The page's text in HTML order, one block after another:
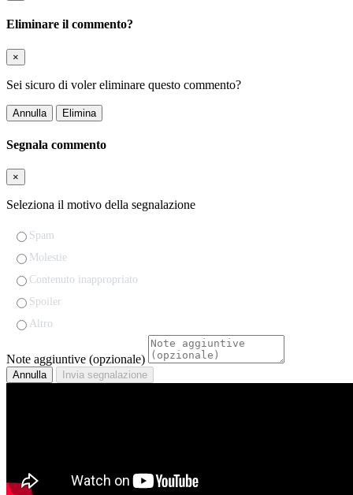
Eliminare il commento?
×
Sei sicuro di voler eliminare questo commento?
Annulla Elimina
Segnala commento
×
Seleziona il motivo della segnalazione
Spam
Molestie
Contenuto inappropriato
Spoiler
Altro
Note aggiuntive (opzionale)
Annulla Invia segnalazione